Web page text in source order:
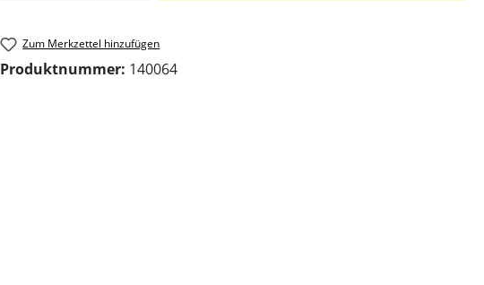
Zum Merkzettel hinzufügen
Produktnummer: 140064